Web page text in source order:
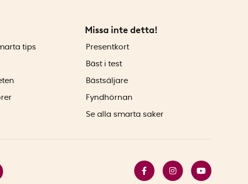
tips
Missa inte detta!
Presentkort
Bäst i test
Bästsäljare
Fyndhörnan
Se alla smarta saker